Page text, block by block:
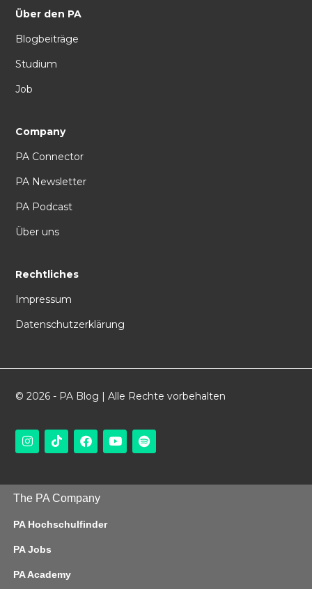
Über den PA
Blogbeiträge
Studium
Job
Company
PA Connector
PA Newsletter
PA Podcast
Über uns
Rechtliches
Impressum
Datenschutzerklärung
© 2026 - PA Blog | Alle Rechte vorbehalten
The PA Company
PA Hochschulfinder
PA Jobs
PA Academy